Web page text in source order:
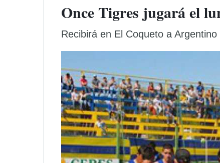
Once Tigres jugará el
Recibirá en El Coqueto a